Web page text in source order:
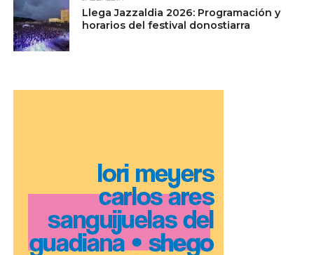
Llega Jazzaldia 2026: Programación y
horarios del festival donostiarra